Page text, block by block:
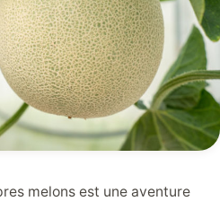
melons est une aventure